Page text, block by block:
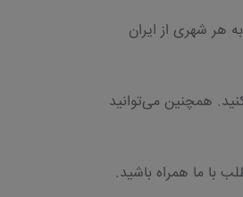
هر شهری از ایران
همچنین می‌توانید
با ما همراه باشید.